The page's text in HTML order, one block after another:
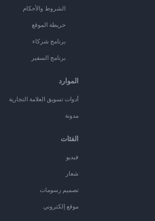
الشروط والأحكام
خريطة الموقع
برنامج شركاء
برنامج السفير
الموارد
أدوات تسويق العلامة التجارية
مدونة
الفئات
فيديو
شعار
تصميم رسومات
موقع إلكتروني